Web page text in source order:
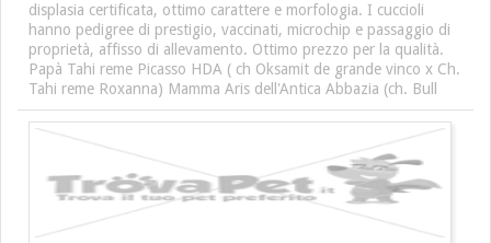
displasia certificata, ottimo carattere e morfologia. I cuccioli
hanno pedigree di prestigio, vaccinati, microchip e passaggio di
proprietà, affisso di allevamento. Ottimo prezzo per la qualità.
Papà Tahi reme Picasso HDA ( ch Oksamit de grande vinco x Ch.
Tahi reme Roxanna) Mamma Aris dell'Antica Abbazia (ch. Bull